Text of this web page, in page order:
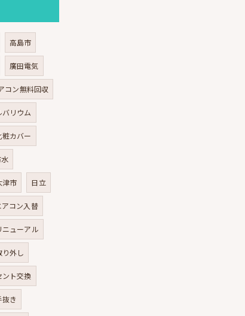
高島市
廣田電気
コン無料回収
バリウム
粧カバー
津市 日立
アコン入替
ニューアル
外し
ント交換
抜き